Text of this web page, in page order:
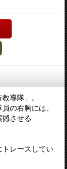
導隊」。
の右胸には、
撼させる
レースしてい